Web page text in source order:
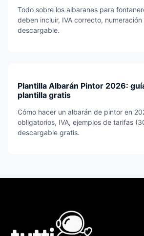
Todo sobre los albaranes para
deben incluir, IVA correcto,
descargable.
Plantilla Albarán Pintor 2026:
plantilla gratis
Cómo hacer un albarán de pintor en
obligatorios, IVA, ejemplos de tarifas
descargable gratis.